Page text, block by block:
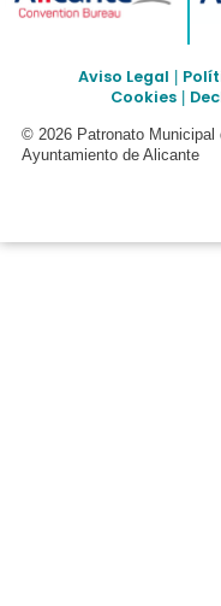
Aviso Legal
Cookies
© 2026 Patronato
Ayuntamiento de Alicante